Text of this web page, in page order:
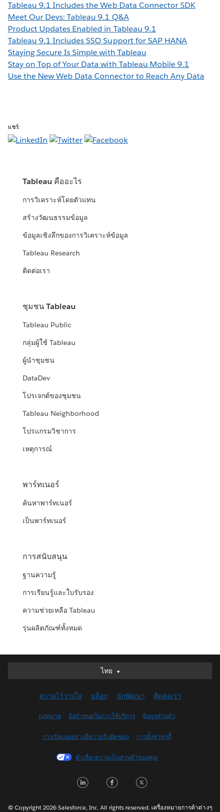
Tableau 9.1 Includes the Web Data Connector SDK
Meet Our Devs: Tableau 9.1 Q&A
Product Updates Enabled in Tableau 9.1
Tableau 9.1 Includes SSO Support for SAP HANA
Staying Secure Is Simple with Tableau
Stay on Top of Your Data with Tableau Mobile 9.1
Use the New Web Data Connector to Reach Any Data
แชร์:
Tableau คืออะไร
การวิเคราะห์โดยตัวแทน
สร้างวัฒนธรรมข้อมูล
ข้อมูลเชิงลึกของการวิเคราะห์ข้อมูล
Tableau Research
ติดต่อเรา
ชุมชน Tableau
Tableau Public
กลุ่มผู้ใช้ Tableau
ผู้นำชุมชน
DataDev
โปรเจกต์ของชุมชน
Tableau Neighborhood
โปรแกรมวิชาการ
เหตุการณ์
พาร์ทเนอร์
ค้นหาพาร์ทเนอร์
เป็นพาร์ทเนอร์
การสนับสนุน
ฐานความรู้
การเรียนรู้และใบรับรอง
ความช่วยเหลือ Tableau
รุ่นผลิตภัณฑ์ทั้งหมด
ไทย
ไทย
English (UK)
English (US)
Français (Canada)
Français (France)
日本語
Nederlands
ความไว้วางใจ บล็อก นักพัฒนา ติดต่อเรา
กฎหมาย ข้อกำหนดในการให้บริการ ข้อมูลส่วนตัว
การเปิดเผยอย่างมีความรับผิดชอบ การตั้งค่าคุกกี้
ตัวเลือกความเป็นส่วนตัวของคุณ
LinkedInFacebook
© Copyright 2026 Salesforce, Inc. All rights reserved. เครื่องหมายการค้าต่างๆ